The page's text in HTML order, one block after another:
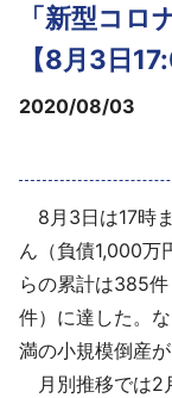
「新型コ
【8月3日
2020/08/03
8月3日は17時
ん（負債1,000万
らの累計は385
件）に達した。
満の小規模倒産
月別推移では2